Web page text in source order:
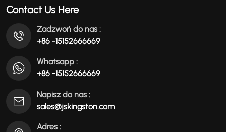
Contact Us Here
Zadzwoń do nas :
+86 -15152666669
Whatsapp :
+86 -15152666669
Napisz do nas :
sales@jskingston.com
Adres :